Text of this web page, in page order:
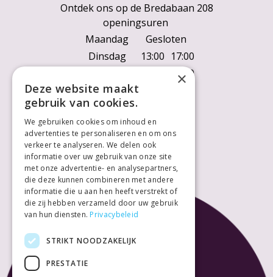
Ontdek ons op de Bredabaan 208
openingsuren
Maandag
Gesloten
Dinsdag
13:00 17:00
18:00
Donderdag
Vrijdag
Zaterdag
10:00
Zondag
Gesloten
×
Deze website maakt
gebruik van cookies.
We gebruiken cookies om inhoud en
advertenties te personaliseren en om ons
verkeer te analyseren. We delen ook
informatie over uw gebruik van onze site
met onze advertentie- en analysepartners,
die deze kunnen combineren met andere
informatie die u aan hen heeft verstrekt of
die zij hebben verzameld door uw gebruik
van hun diensten. Privacybeleid
STRIKT NOODZAKELIJK
PRESTATIE